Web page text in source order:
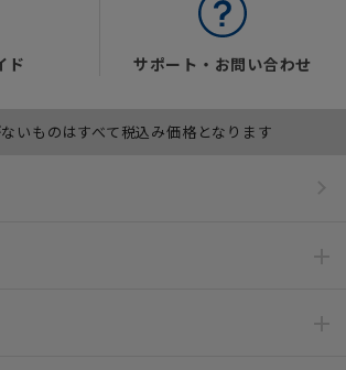
ド サポート・お問い合わせ
いものはすべて税込み価格となります